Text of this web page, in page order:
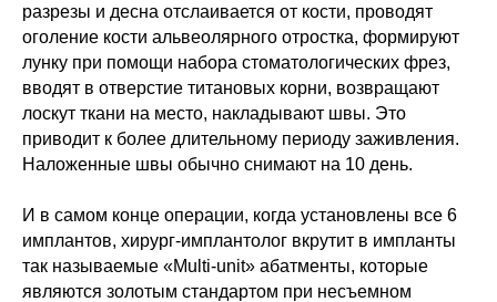
разрезы и десна отслаивается от кости, проводят
оголение кости альвеолярного отростка, формируют
лунку при помощи набора стоматологических фрез,
вводят в отверстие титановых корни, возвращают
лоскут ткани на место, накладывают швы. Это
приводит к более длительному периоду заживления.
Наложенные швы обычно снимают на 10 день.
И в самом конце операции, когда установлены все 6
имплантов, хирург-имплантолог вкрутит в импланты
так называемые «Multi-unit» абатменты, которые
являются золотым стандартом при несъемном